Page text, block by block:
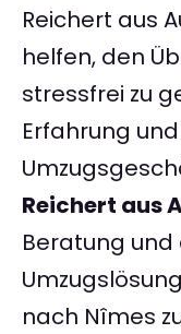
Reichert aus
helfen, den
stressfrei zu
Erfahrung
Reichert aus
Beratung und
nach Nîmes